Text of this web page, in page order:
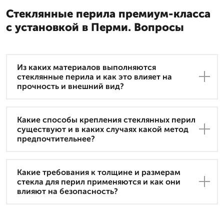
Стеклянные перила премиум-класса
с установкой в Перми. Вопросы
Из каких материалов выполняются
стеклянные перила и как это влияет на
прочность и внешний вид?
Какие способы крепления стеклянных перил
существуют и в каких случаях какой метод
предпочтительнее?
Какие требования к толщине и размерам
стекла для перил применяются и как они
влияют на безопасность?